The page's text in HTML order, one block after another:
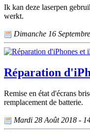
Ik kan deze laserpen
werkt.
Dimanche 16
Réparation
Remise en état d'écrans
remplacement de batterie.
Mardi 28 Août 2018 -